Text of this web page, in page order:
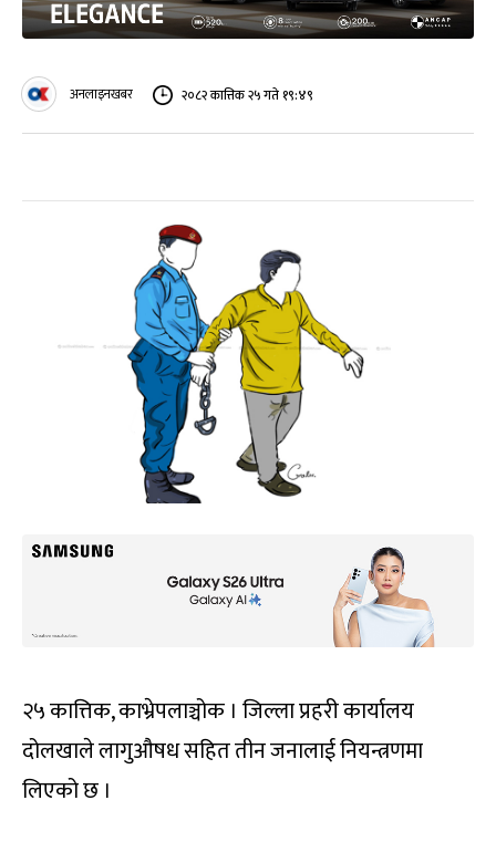
अनलाइनखबर २०८२ कात्तिक २५ गते १९:४९
२५ कात्तिक, काभ्रेपलाञ्चोक । जिल्ला प्रहरी कार्यालय
दोलखाले लागुऔषध सहित तीन जनालाई नियन्त्रणमा
लिएको छ ।